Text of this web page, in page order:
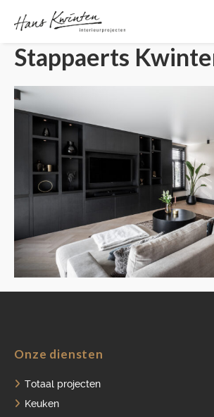
Stappaerts
Onze diensten
Totaal projecten
Keuken